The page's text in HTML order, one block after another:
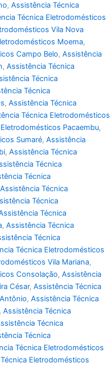
, Assistência Técnica
Técnica Eletrodomésticos
Vila Nova
Moema,
Campo Belo, Assistência
, Assistência Técnica
Técnica
Técnica
, Assistência Técnica
Técnica Eletrodomésticos
Pacaembu,
Sumaré, Assistência
, Assistência Técnica
Técnica
Técnica
Assistência Técnica
Técnica
Técnica
, Assistência Técnica
Técnica
Técnica Eletrodomésticos
Vila Mariana,
Consolação, Assistência
César, Assistência Técnica
, Assistência Técnica
, Assistência Técnica
Técnica
Técnica
Técnica Eletrodomésticos
Eletrodomésticos